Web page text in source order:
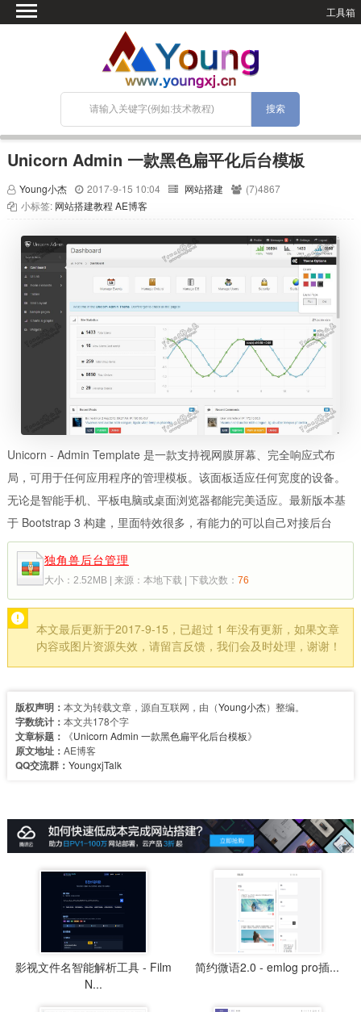
工具箱
网站搭建
关于Blog
宝塔面板
Unicorn Admin 一款黑色扁平化后台模板
Young小杰 2017-9-15 10:04 网站搭建
(7)4867
小标签: 网站搭建教程 AE博客
Unicorn - Admin Template 是一款支持视网膜屏幕、完全响应式布
局，可用于任何应用程序的管理模板。该面板适应任何宽度的设备。
无论是智能手机、平板电脑或桌面浏览器都能完美适应。最新版本基
于 Bootstrap 3 构建，里面特效很多，有能力的可以自己对接后台
独角兽后台管理
大小：2.52MB | 来源：本地下载 | 下载次数： 76
本文最后更新于2017-9-15，已超过 1 年没有更新，如果文章
内容或图片资源失效，请留言反馈，我们会及时处理，谢谢！
版权声明： 本文为转载文章，源自互联网，由（Young小杰）整编。
字数统计： 本文共178个字
文章标题： 《Unicorn Admin 一款黑色扁平化后台模板》
原文地址： AE博客
QQ交流群： YoungxjTalk
影视文件名智能解析工具 - Film
N...
简约微语2.0 - emlog pro插...